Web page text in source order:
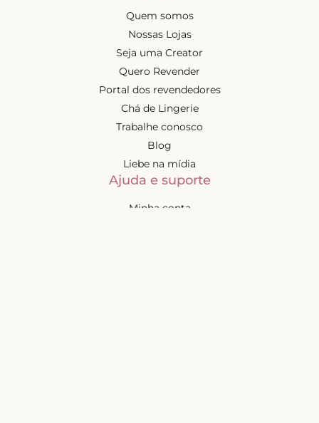
Quem somos
Nossas Lojas
Seja uma Creator
Quero Revender
Portal dos revendedores
Chá de Lingerie
Trabalhe conosco
Blog
Liebe na mídia
Ajuda e suporte
Minha conta